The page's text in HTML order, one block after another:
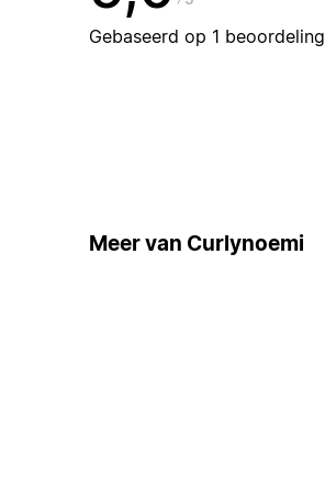
Gebaseerd op 1 beoordeling
Meer van Curlynoemi